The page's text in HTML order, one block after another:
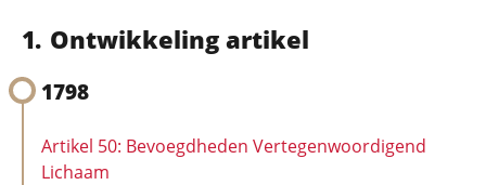
Ontwikkeling artikel
1798
Artikel 50: Bevoegdheden Vertegenwoordigend
Lichaam